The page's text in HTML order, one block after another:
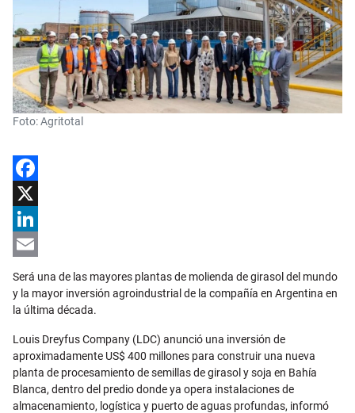
Foto: Agritotal
Facebook
X
LinkedIn
Email
Será una de las mayores plantas de molienda de girasol del mundo
y la mayor inversión agroindustrial de la compañía en Argentina en
la última década.
Louis Dreyfus Company (LDC) anunció una inversión de
aproximadamente US$ 400 millones para construir una nueva
planta de procesamiento de semillas de girasol y soja en Bahía
Blanca, dentro del predio donde ya opera instalaciones de
almacenamiento, logística y puerto de aguas profundas, informó